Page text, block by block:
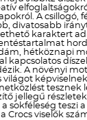
A csillogó,
divatosabb
karaktert
hétköznapi
kapcsolatos
A növényi
világot
tesznek
jellegű
sokféleség teszi
Crocs viselők